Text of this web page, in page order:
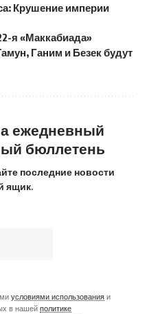
Крушение империи
я «Маккабиада»
Ганим и Безек будут
ежедневный
бюллетень
последние новости
ящик.
условиями использования и
в нашей политике